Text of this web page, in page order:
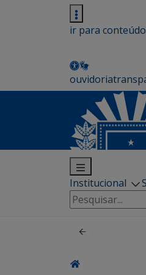
ir para conteúdo
ouvidoria
Institucional
Pesquisar
por: